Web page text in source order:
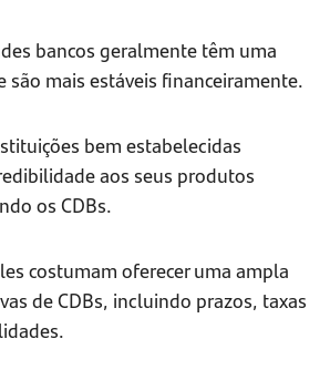
bancos geralmente têm uma
são mais estáveis financeiramente.
bem estabelecidas
aos seus produtos
os CDBs.
costumam oferecer uma ampla
de CDBs, incluindo prazos, taxas